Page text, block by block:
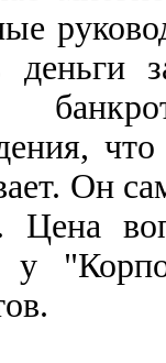
деньги
Он
Цена
у